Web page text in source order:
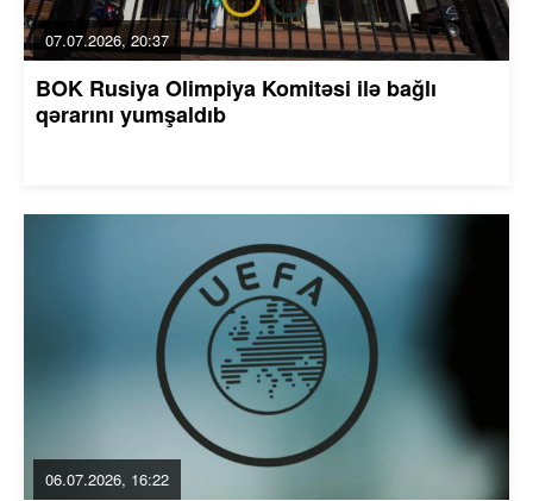
07.07.2026, 20:37
BOK Rusiya Olimpiya Komitəsi ilə bağlı
qərarını yumşaldıb
06.07.2026, 16:22